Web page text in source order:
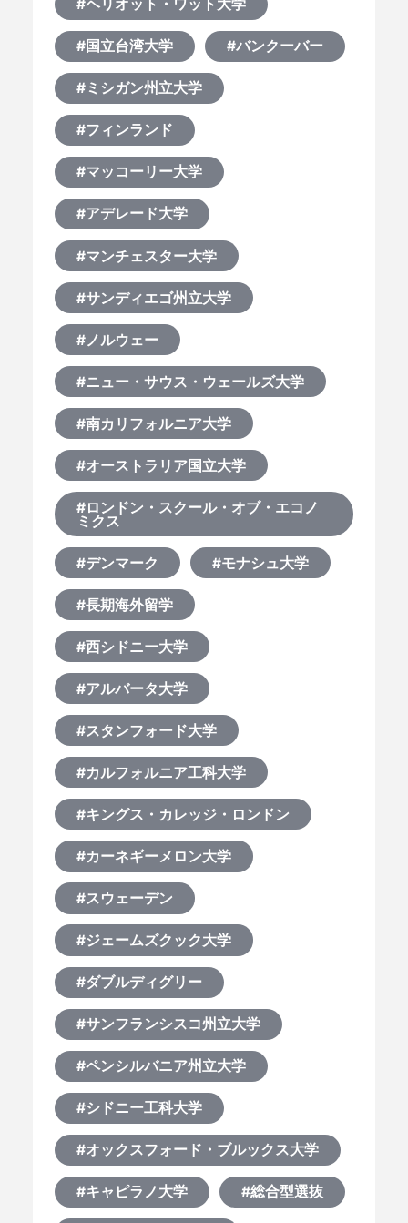
#ヘリオット・ワット大学
#国立台湾大学 #バンクーバー
#ミシガン州立大学
#フィンランド
#マッコーリー大学
#アデレード大学
#マンチェスター大学
#サンディエゴ州立大学
#ノルウェー
#ニュー・サウス・ウェールズ大学
#南カリフォルニア大学
#オーストラリア国立大学
#ロンドン・スクール・オブ・エコノ
ミクス
#デンマーク #モナシュ大学
#長期海外留学
#西シドニー大学
#アルバータ大学
#スタンフォード大学
#カルフォルニア工科大学
#キングス・カレッジ・ロンドン
#カーネギーメロン大学
#スウェーデン
#ジェームズクック大学
#ダブルディグリー
#サンフランシスコ州立大学
#ペンシルバニア州立大学
#シドニー工科大学
#オックスフォード・ブルックス大学
#キャピラノ大学 #総合型選抜